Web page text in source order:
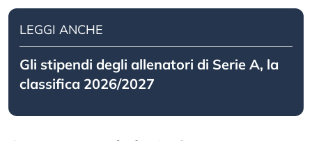
LEGGI ANCHE
Gli stipendi degli allenatori di Serie A, la
classifica 2026/2027